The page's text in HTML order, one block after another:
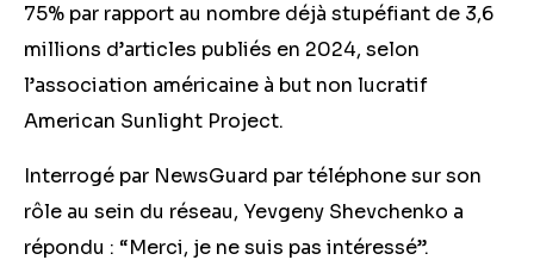
75% par rapport au nombre déjà stupéfiant de 3,6
millions d’articles publiés en 2024, selon
l’association américaine à but non lucratif
American Sunlight Project.
Interrogé par NewsGuard par téléphone sur son
rôle au sein du réseau, Yevgeny Shevchenko a
répondu : “Merci, je ne suis pas intéressé”.